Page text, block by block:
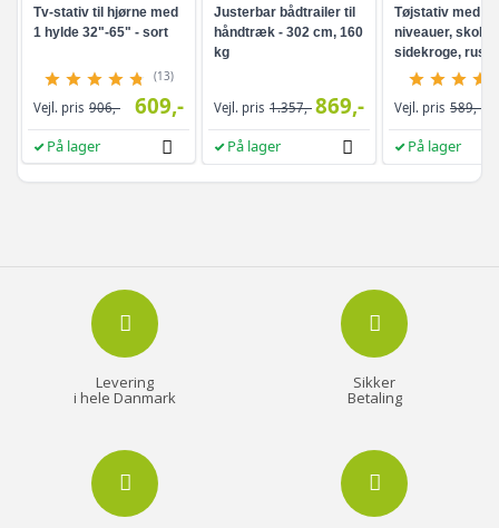
Tv-stativ til hjørne med
1 hylde 32"-65" - sort
(13)
Vejl. pris 906,- 609,-
På lager
Justerbar bådtrailer til
håndtræk - 302 cm, 160
kg
Vejl. pris 1.357,- 869,-
På lager
Tøjstativ med
niveauer,
sidekroge,
brun/sort
Vejl. pris 589,-
På lager
Levering
i hele Danmark
Sikker
Betaling